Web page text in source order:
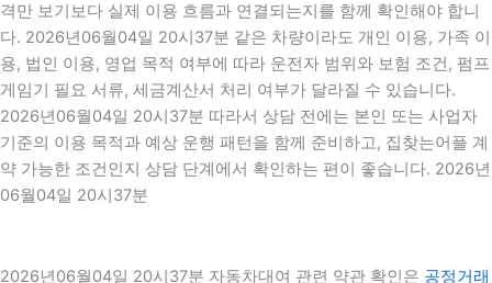
격만 보기보다 실제 이용 흐름과 연결되는지를 함께 확인해야 합니
다. 2026년06월04일 20시37분 같은 차량이라도 개인 이용, 가족 이
용, 법인 이용, 영업 목적 여부에 따라 운전자 범위와 보험 조건, 펌프
게임기 필요 서류, 세금계산서 처리 여부가 달라질 수 있습니다.
2026년06월04일 20시37분 따라서 상담 전에는 본인 또는 사업자
기준의 이용 목적과 예상 운행 패턴을 함께 준비하고, 집찾는어플 계
약 가능한 조건인지 상담 단계에서 확인하는 편이 좋습니다. 2026년
06월04일 20시37분
2026년06월04일 20시37분 자동차대여 관련 약관 확인은 공정거래